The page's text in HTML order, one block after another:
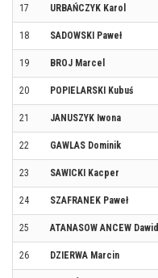
17 URBAŃCZYK Karol
18 SADOWSKI Paweł
19 BROJ Marcel
20 POPIELARSKI Kubuś
21 JANUSZYK Iwona
22 GAWLAS Dominik
23 SAWICKI Kacper
24 SZAFRANEK Paweł
25 ATANASOW ANCEW Dawid
26 DZIERWA Marcin